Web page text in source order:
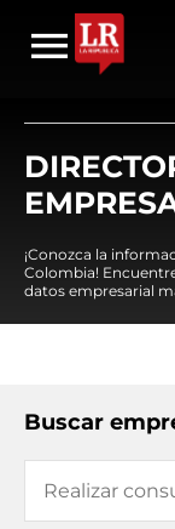
¡Conozca la
Colombia!
datos empresarial
Buscar